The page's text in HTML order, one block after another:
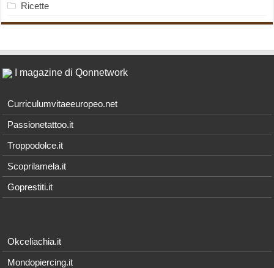
Ricette
I magazine di Qonnetwork
Curriculumvitaeeuropeo.net
Passionetattoo.it
Troppodolce.it
Scoprilamela.it
Goprestiti.it
Okceliachia.it
Mondopiercing.it